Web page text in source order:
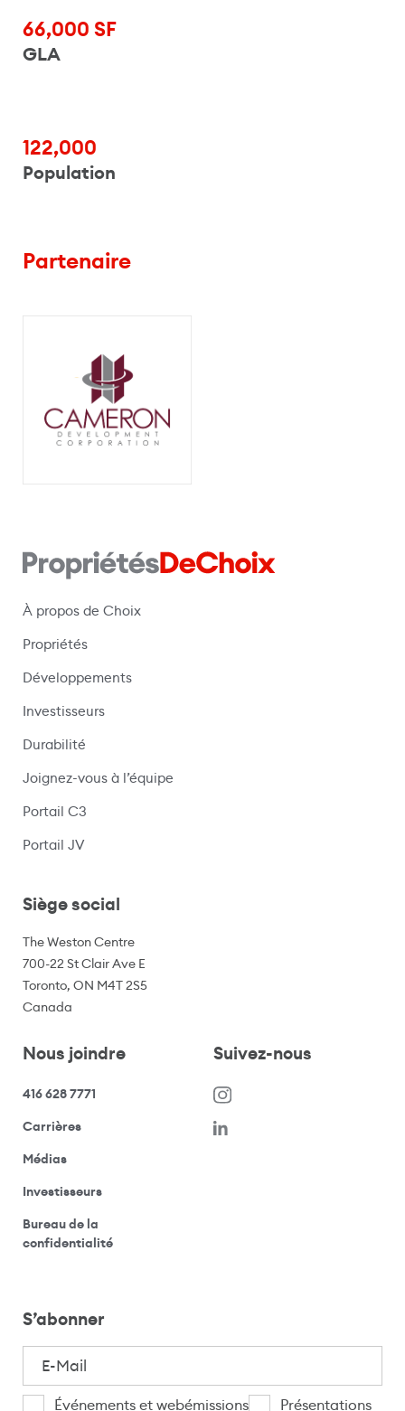
66,000 SF
GLA
122,000
Population
Partenaire
À propos de Choix
Propriétés
Développements
Investisseurs
Durabilité
Joignez-vous à l’équipe
Portail C3
Portail JV(s’ouvre dans une nouvelle fenêtre)
Siège social
The Weston Centre
700-22 St Clair Ave E
Toronto, ON M4T 2S5
Canada
Nous joindre
416 628 7771
Carrières(s’ouvre dans une nouvelle fenêtre)
Médias(ouvre votre application de messagerie)
Investisseurs(ouvre votre application de messagerie)
Bureau de la
confidentialité(ouvre votre application de messagerie)
Suivez-nous
S’abonner
Mail (Nécessaire)
Événements et webémissions Présentations